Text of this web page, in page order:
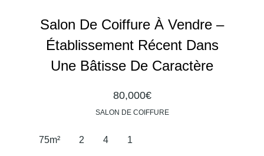
Salon De Coiffure À Vendre –
Établissement Récent Dans
Une Bâtisse De Caractère
80,000€
SALON DE COIFFURE
75m² 2 4 1